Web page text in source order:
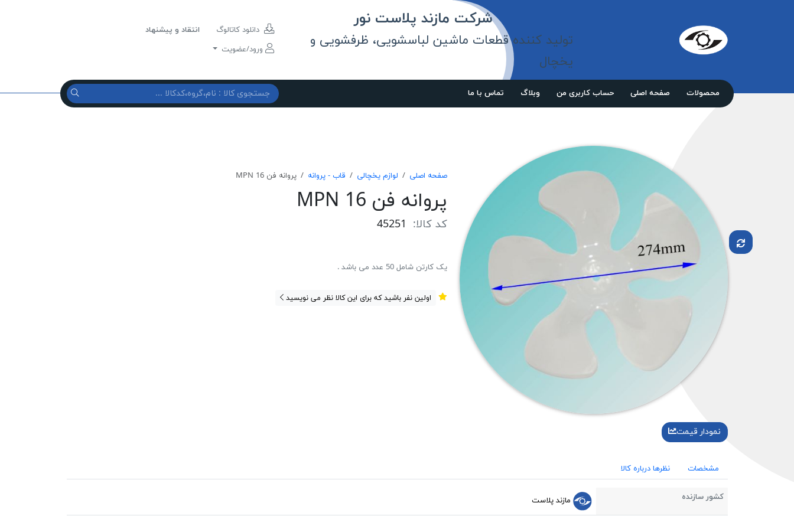
پلاست
شرکت مازند پلاست نور
تولید کننده قطعات ماشین لباسشویی، ظرفشویی و
یخچال
دانلود کاتالوگ
انتقاد و پیشنهاد
ورود/عضویت
محصولات صفحه اصلی حساب کاربری من وبلاگ تماس با ما
نمودار قیمت
صفحه اصلی لوازم یخچالی قاب - پروانه پروانه فن MPN 16
پروانه فن MPN 16
کد کالا: 45251
یک کارتن شامل 50 عدد می باشد .
اولین نفر باشید که برای این کالا نظر می نویسید
مشخصات نظرها درباره کالا
کشور سازنده مازند پلاست